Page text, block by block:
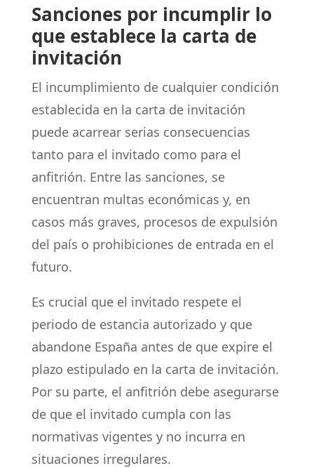
Sanciones por incumplir lo
que establece la carta de
invitación
El incumplimiento de cualquier condición
establecida en la carta de invitación
puede acarrear serias consecuencias
tanto para el invitado como para el
anfitrión. Entre las sanciones, se
encuentran multas económicas y, en
casos más graves, procesos de expulsión
del país o prohibiciones de entrada en el
futuro.
Es crucial que el invitado respete el
periodo de estancia autorizado y que
abandone España antes de que expire el
plazo estipulado en la carta de invitación.
Por su parte, el anfitrión debe asegurarse
de que el invitado cumpla con las
normativas vigentes y no incurra en
situaciones irregulares.